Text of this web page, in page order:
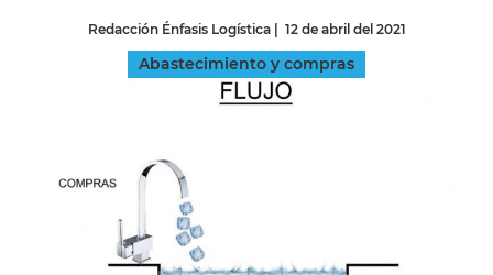
Redacción Énfasis Logística| 12 de abril del 2021
Abastecimiento y compras